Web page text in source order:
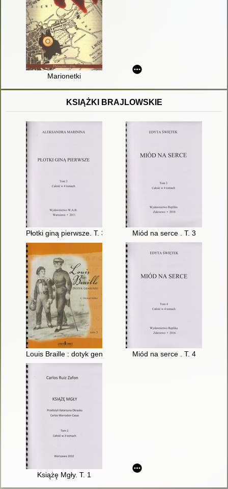
Marionetki
KSIĄŻKI BRAJLOWSKIE
Płotki giną pierwsze. T. 3 Miód na serce . T. 3
Louis Braille : dotyk geniuszu. T. 3Miód na serce . T. 4
Książę Mgły. T. 1